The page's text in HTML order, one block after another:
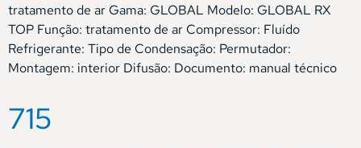
tratamento de ar Gama: GLOBAL Modelo: GLOBAL RX
TOP Função: tratamento de ar Compressor: Fluído
Refrigerante: Tipo de Condensação: Permutador:
Montagem: interior Difusão: Documento: manual técnico
715